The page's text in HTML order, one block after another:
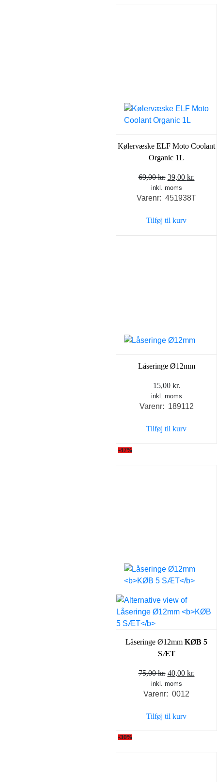
Kølervæske ELF Moto Coolant
Organic 1L
69,00kr. Den
oprindelige
pris
69,00 kr..
39,00 kr.Den
pris
inkl. moms
Varenr: 451938T
Tilføj til kurv
Låseringe Ø12mm
15,00 kr.
inkl. moms
Varenr: 189112
Tilføj til kurv
-47%
Låseringe Ø12mm KØB 5
SÆT
75,00kr. Den
oprindelige
pris
75,00 kr..
40,00 kr.
inkl. moms
Varenr: 0012
Tilføj til kurv
-30%